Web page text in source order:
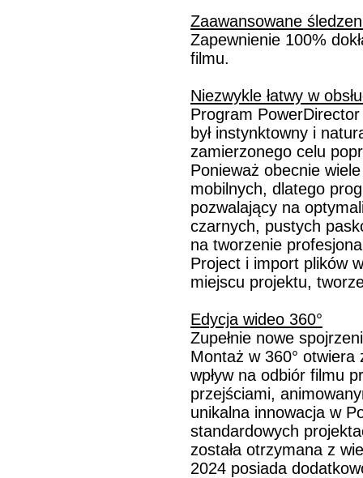
Zaawansowane
Zapewnienie 100%
filmu.
Niezwykle łatwy w
Program
był instynktowny i
zamierzonego celu
Ponieważ obecnie
mobilnych, dlatego
pozwalający na
czarnych, pustych
na tworzenie
Project i import plików
miejscu projektu,
Edycja wideo 360°
Zupełnie nowe
Montaż w 360° otwiera
wpływ na odbiór filmu
przejściami,
unikalna innowacja w
standardowych
została otrzymana z
2024 posiada